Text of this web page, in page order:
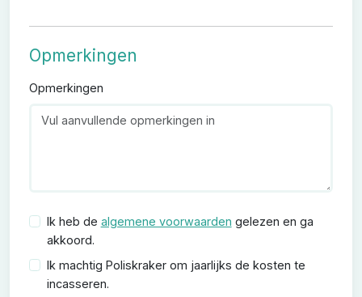
Opmerkingen
Opmerkingen
Ik heb de algemene voorwaarden gelezen en ga
akkoord.
Ik machtig Poliskraker om jaarlijks de kosten te
incasseren.